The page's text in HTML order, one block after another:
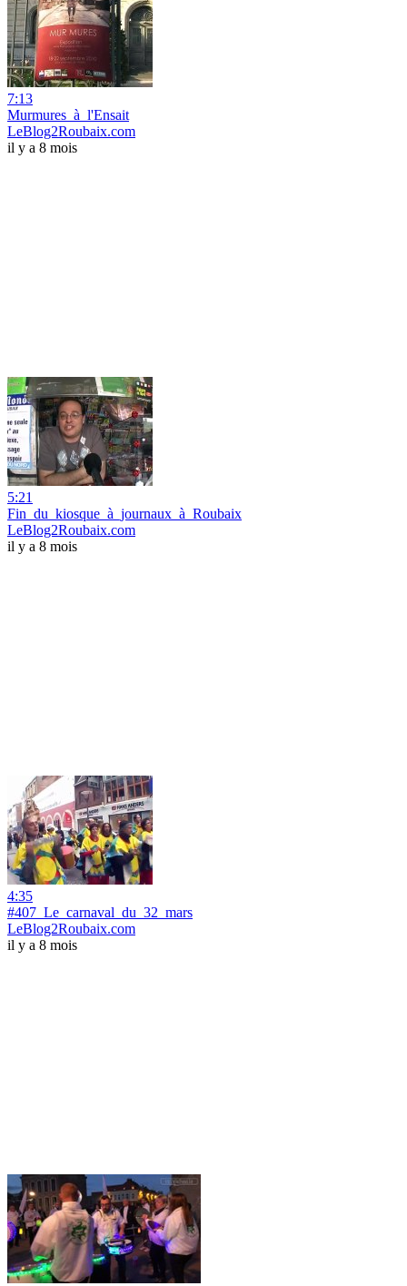
7:13
Murmures_à_l'Ensait
LeBlog2Roubaix.com
il y a 8 mois
5:21
Fin_du_kiosque_à_journaux_à_Roubaix
LeBlog2Roubaix.com
il y a 8 mois
4:35
#407_Le_carnaval_du_32_mars
LeBlog2Roubaix.com
il y a 8 mois